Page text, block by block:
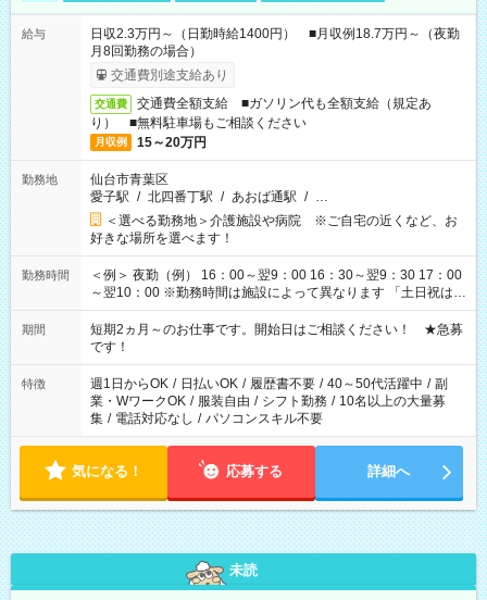
給与
日収2.3万円～（日勤時給1400円） ■月収例18.7万円～（夜勤
月8回勤務の場合）
交通費別途支給あり
交通費
交通費全額支給 ■ガソリン代も全額支給（規定あ
り） ■無料駐車場もご相談ください
月収例 15～20万円
勤務地
仙台市青葉区
愛子駅 / 北四番丁駅 / あおば通駅 / …
＜選べる勤務地＞介護施設や病院 ※ご自宅の近くなど、お
好きな場所を選べます！
勤務時間
＜例＞ 夜勤（例） 16：00～翌9：00 16：30～翌9：30 17：00
～翌10：00 ※勤務時間は施設によって異なります 「土日祝は休
みたい」 「しっかり稼ぎたい」 「もう少し遅い時間から始めた
い」など ご希望にあったお仕事をご案内いたします。 ※未経験
の方の場合は1～2ヶ月間は日中での仕事を経験いただき、 お
仕事に慣れてからの夜勤になります。 ★家庭の都合でお休みが
必要な場合も遠慮なくご相談ください。
期間
短期2ヵ月～のお仕事です。開始日はご相談ください！ ★急募
です！
特徴 週1日からOK / 日払いOK / 履歴書不要 / 40～50代活躍中 / 副
業・WワークOK / 服装自由 / シフト勤務 / 10名以上の大量募
集 / 電話対応なし / パソコンスキル不要
気になる！ 応募する 詳細へ
未読